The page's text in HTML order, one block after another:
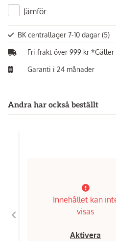
Jämför
BK centrallager 7-10 dagar (5)
Fri frakt över 999 kr
Garanti i 24 månader
Andra har också beställt
Innehållet kan
visas
Aktivera